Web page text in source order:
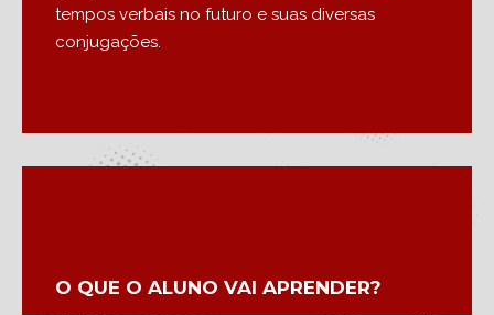
tempos verbais no futuro e suas diversas
conjugações.
O QUE O ALUNO VAI APRENDER?